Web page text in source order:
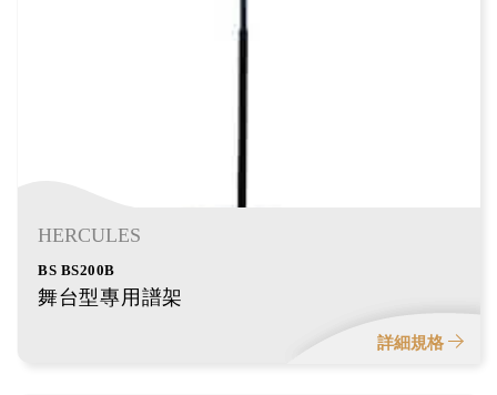
HERCULES
BS BS200B
舞台型專用譜架
詳細規格